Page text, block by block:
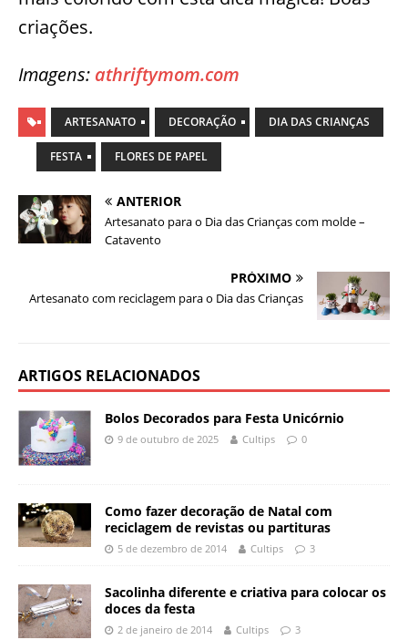
criações.
Imagens: athriftymom.com
ARTESANATO DECORAÇÃO DIA DAS CRIANÇAS
FESTA FLORES DE PAPEL
ANTERIOR
Artesanato para o Dia das Crianças com molde –
Catavento
PRÓXIMO
Artesanato com reciclagem para o Dia das Crianças
ARTIGOS RELACIONADOS
Bolos Decorados para Festa Unicórnio
9 de outubro de 2025 Cultips 0
Como fazer decoração de Natal com
reciclagem de revistas ou partituras
5 de dezembro de 2014 Cultips 3
Sacolinha diferente e criativa para colocar os
doces da festa
2 de janeiro de 2014 Cultips 3